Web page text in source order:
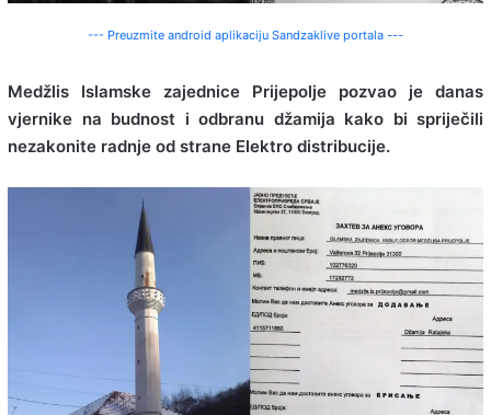
--- Preuzmite android aplikaciju Sandzaklive portala ---
Medžlis Islamske zajednice Prijepolje pozvao je danas
vjernike na budnost i odbranu džamija kako bi spriječili
nezakonite radnje od strane Elektro distribucije.